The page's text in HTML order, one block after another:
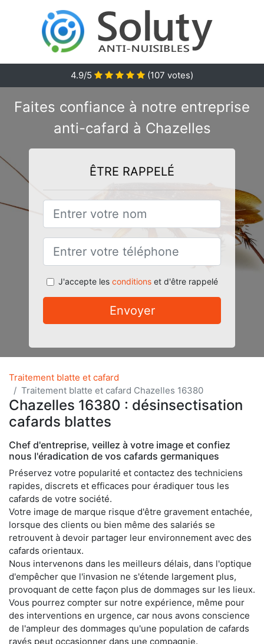
4.9/5 (107 votes)
Faites confiance à notre entreprise
anti-cafard à Chazelles
ÊTRE RAPPELÉ
J'accepte les conditionset d'être rappelé
Envoyer
Traitement blatte et cafard
Traitement blatte et cafard Chazelles 16380
Chazelles 16380 : désinsectisation
cafards blattes
Chef d'entreprise, veillez à votre image et confiez
nous l'éradication de vos cafards germaniques
Préservez votre popularité et contactez des techniciens
rapides, discrets et efficaces pour éradiquer tous les
cafards de votre société.
Votre image de marque risque d'être gravement entachée,
lorsque des clients ou bien même des salariés se
retrouvent à devoir partager leur environnement avec des
cafards orientaux.
Nous intervenons dans les meilleurs délais, dans l'optique
d'empêcher que l'invasion ne s'étende largement plus,
provoquant de cette façon plus de dommages sur les lieux.
Vous pourrez compter sur notre expérience, même pour
des interventions en urgence, car nous avons conscience
de l'ampleur des dommages qu'une population de cafards
rayés peut occasionner dans une compagnie.